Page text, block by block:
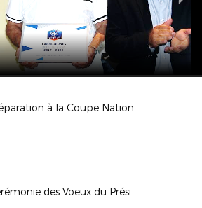
Préparation à la Coupe Nationale de Foot Adapté - 24 janvier 2018
Cérémonie des Voeux du Président - 18 janvier 2018